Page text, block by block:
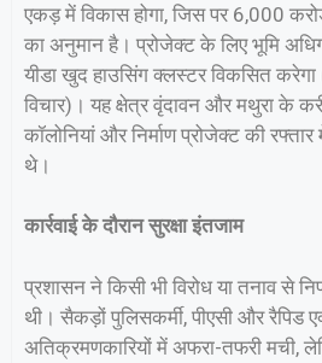
एकड़ में विकास होगा, जिस पर 6,000
का अनुमान है। प्रोजेक्ट के लिए भूमि
यीडा खुद हाउसिंग क्लस्टर विकसित करेगा
विचार)। यह क्षेत्र वृंदावन और मथुरा के
कॉलोनियां और निर्माण प्रोजेक्ट की
थे।
कार्रवाई के दौरान सुरक्षा इंतजाम
प्रशासन ने किसी भी विरोध या तनाव से
थी। सैकड़ों पुलिसकर्मी, पीएसी और रैपिड
अतिक्रमणकारियों में अफरा-तफरी मची,